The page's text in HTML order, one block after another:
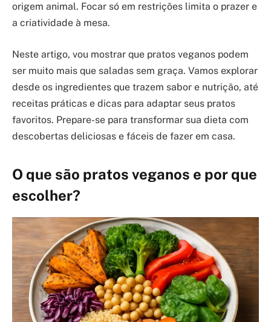
origem animal. Focar só em restrições limita o prazer e
a criatividade à mesa.
Neste artigo, vou mostrar que pratos veganos podem
ser muito mais que saladas sem graça. Vamos explorar
desde os ingredientes que trazem sabor e nutrição, até
receitas práticas e dicas para adaptar seus pratos
favoritos. Prepare-se para transformar sua dieta com
descobertas deliciosas e fáceis de fazer em casa.
O que são pratos veganos e por que
escolher?